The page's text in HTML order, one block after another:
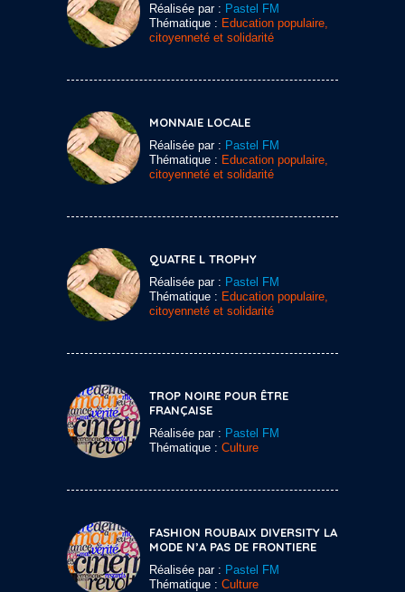
Réalisée par : Pastel FM
Thématique : Education populaire,
citoyenneté et solidarité
MONNAIE LOCALE
Réalisée par : Pastel FM
Thématique : Education populaire,
citoyenneté et solidarité
QUATRE L TROPHY
Réalisée par : Pastel FM
Thématique : Education populaire,
citoyenneté et solidarité
TROP NOIRE POUR ÊTRE
FRANÇAISE
Réalisée par : Pastel FM
Thématique : Culture
FASHION ROUBAIX DIVERSITY LA
MODE N’A PAS DE FRONTIERE
Réalisée par : Pastel FM
Thématique : Culture